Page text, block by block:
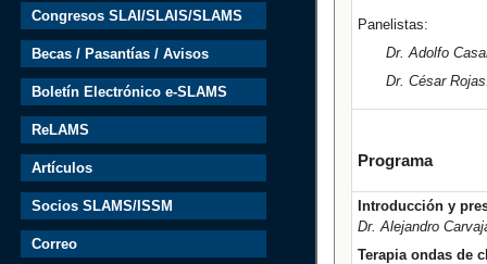
Congresos SLAI/SLAIS/SLAMS
Becas / Pasantías / Avisos
Boletín Electrónico e-SLAMS
ReLAMS
Artículos
Socios SLAMS/ISSM
Correo
Panelistas:
Dr. Adolfo
Dr. César
Programa
Introducción y
Dr. Alejandro
Terapia ondas de